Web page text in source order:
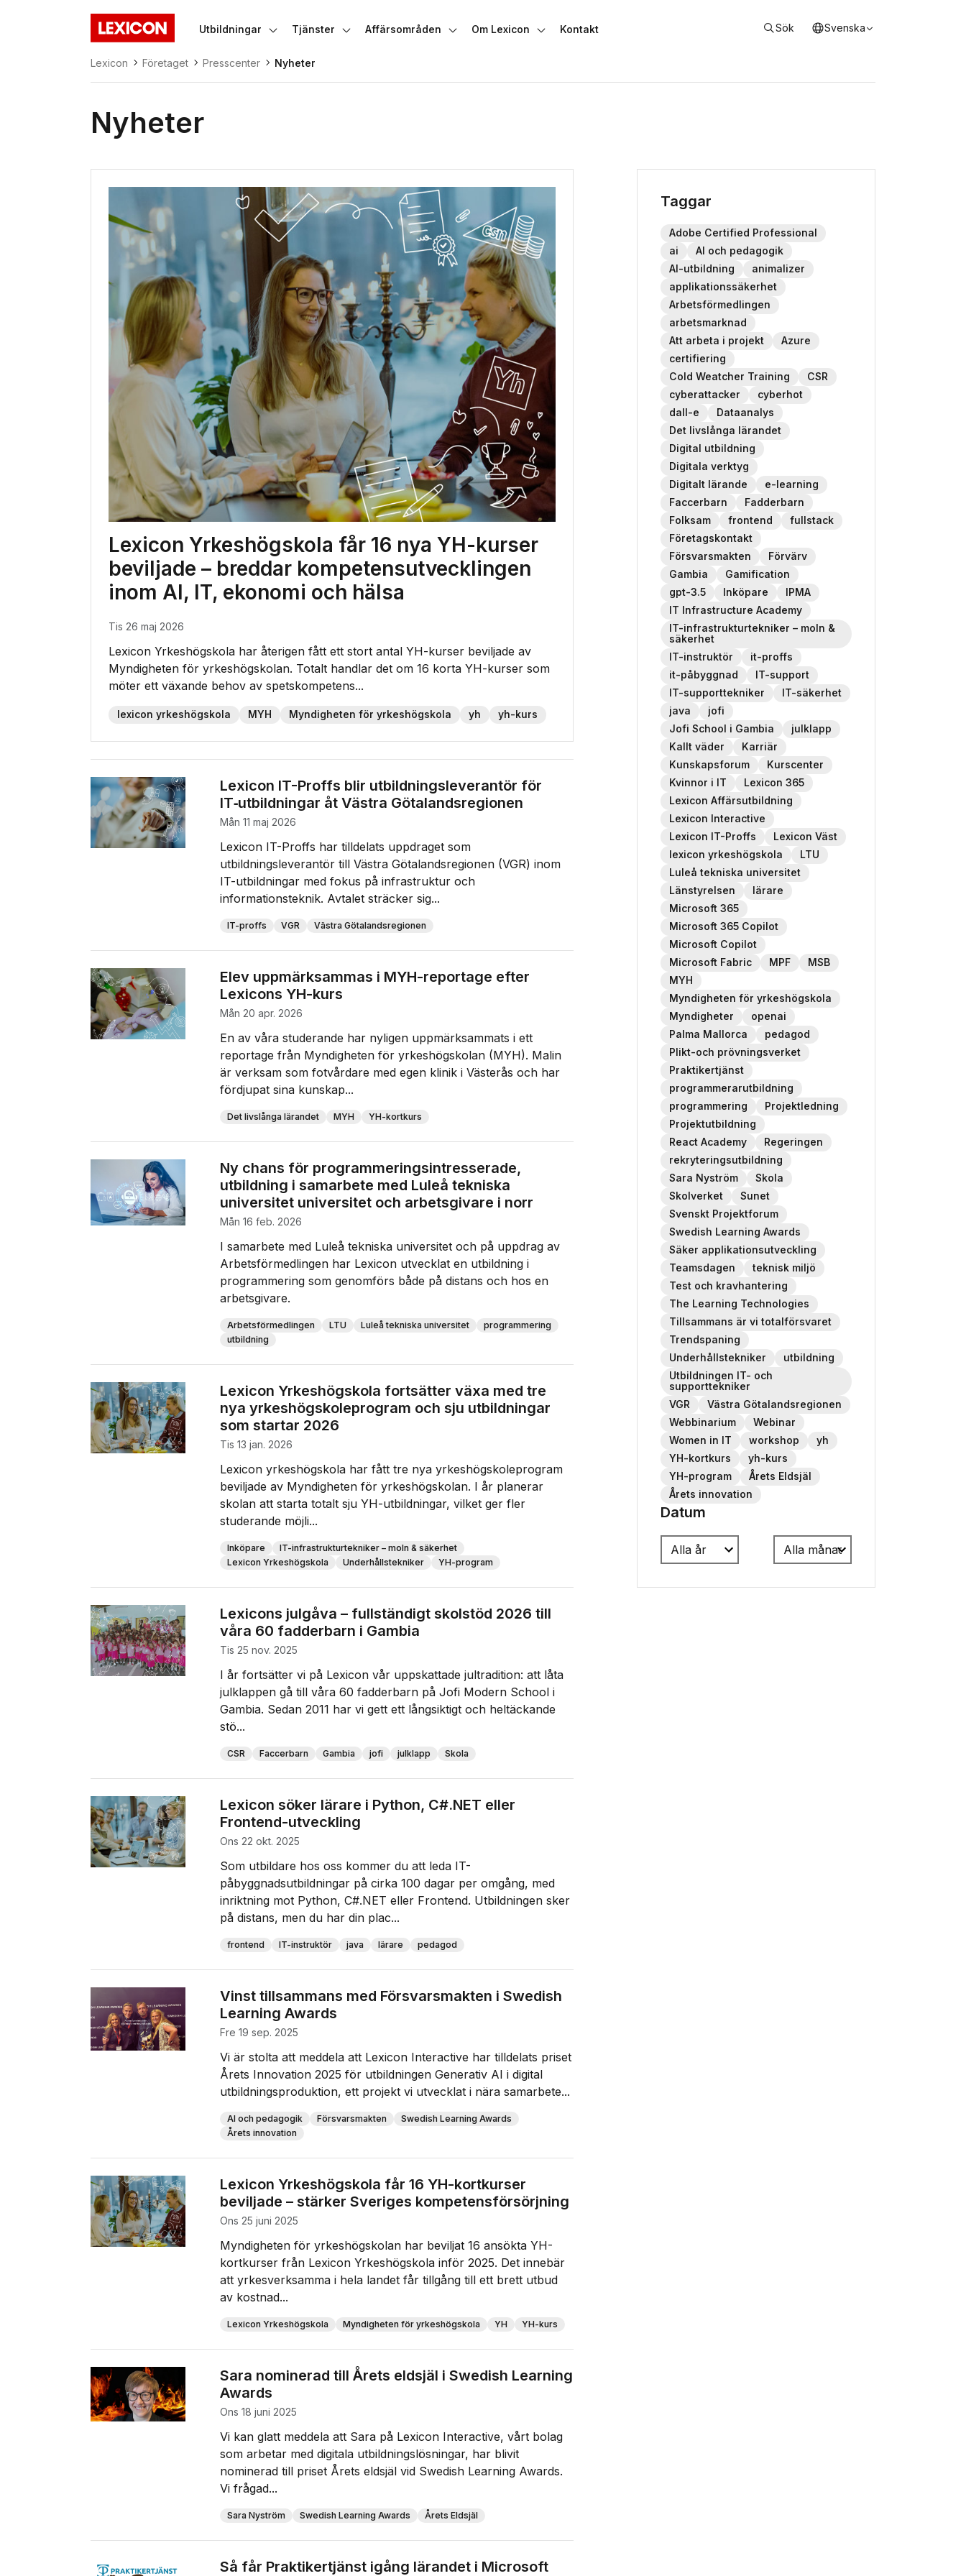
Gå direkt till huvudinnehållet
Lexicon
Utbildningar Tjänster Affärsområden Om Lexicon Kontakt Sök Svenska
Lexicon Företaget Presscenter Nyheter
Nyheter
Taggar
Adobe Certified Professional
ai
AI och pedagogik
AI-utbildning
animalizer
applikationssäkerhet
Arbetsförmedlingen
arbetsmarknad
Att arbeta i projekt
Azure
certifiering
Cold Weatcher Training
CSR
cyberattacker
cyberhot
dall-e
Dataanalys
Det livslånga lärandet
Digital utbildning
Digitala verktyg
Digitalt lärande
e-learning
Faccerbarn
Fadderbarn
Folksam
frontend
fullstack
Företagskontakt
Försvarsmakten
Förvärv
Gambia
Gamification
gpt-3.5
Inköpare
IPMA
IT Infrastructure Academy
IT-infrastrukturtekniker – moln &
säkerhet
IT-instruktör
it-proffs
it-påbyggnad
IT-support
IT-supporttekniker
IT-säkerhet
java
jofi
Jofi School i Gambia
julklapp
Kallt väder
Karriär
Kunskapsforum
Kurscenter
Kvinnor i IT
Lexicon 365
Lexicon Affärsutbildning
Lexicon Interactive
Lexicon IT-Proffs
Lexicon Väst
lexicon yrkeshögskola
LTU
Luleå tekniska universitet
Länstyrelsen
lärare
Microsoft 365
Microsoft 365 Copilot
Microsoft Copilot
Microsoft Fabric
MPF
MSB
MYH
Myndigheten för yrkeshögskola
Myndigheter
openai
Palma Mallorca
pedagod
Plikt-och prövningsverket
Praktikertjänst
programmerarutbildning
programmering
Projektledning
Projektutbildning
React Academy
Regeringen
rekryteringsutbildning
Sara Nyström
Skola
Skolverket
Sunet
Svenskt Projektforum
Swedish Learning Awards
Säker applikationsutveckling
Teamsdagen
teknisk miljö
Test och kravhantering
The Learning Technologies
Tillsammans är vi totalförsvaret
Trendspaning
Underhållstekniker
utbildning
Utbildningen IT- och
supporttekniker
VGR
Västra Götalandsregionen
Webbinarium
Webinar
Women in IT
workshop
yh
YH-kortkurs
yh-kurs
YH-program
Årets Eldsjäl
Årets innovation
Datum
Lexicon Yrkeshögskola får 16 nya YH-kurser
beviljade – breddar kompetensutvecklingen
inom AI, IT, ekonomi och hälsa
tis 26 maj 2026
Lexicon Yrkeshögskola har återigen fått ett stort antal YH-kurser beviljade av
Myndigheten för yrkeshögskolan. Totalt handlar det om 16 korta YH-kurser som
möter ett växande behov av spetskompetens...
lexicon yrkeshögskola MYH Myndigheten för yrkeshögskola yh yh-kurs
Lexicon IT-Proffs blir utbildningsleverantör för
IT‑utbildningar åt Västra Götalandsregionen
mån 11 maj 2026
Lexicon IT-Proffs har tilldelats uppdraget som
utbildningsleverantör till Västra Götalandsregionen (VGR) inom
IT-utbildningar med fokus på infrastruktur och
informationsteknik. Avtalet sträcker sig...
IT-proffs VGR Västra Götalandsregionen
Elev uppmärksammas i MYH-reportage efter
Lexicons YH-kurs
mån 20 apr. 2026
En av våra studerande har nyligen uppmärksammats i ett
reportage från Myndigheten för yrkeshögskolan (MYH). Malin
är verksam som fotvårdare med egen klinik i Västerås och har
fördjupat sina kunskap...
Det livslånga lärandet MYH YH-kortkurs
Ny chans för programmeringsintresserade,
utbildning i samarbete med Luleå tekniska
universitet universitet och arbetsgivare i norr
mån 16 feb. 2026
I samarbete med Luleå tekniska universitet och på uppdrag av
Arbetsförmedlingen har Lexicon utvecklat en utbildning i
programmering som genomförs både på distans och hos en
arbetsgivare.
Arbetsförmedlingen LTU Luleå tekniska universitet
programmering
utbildning
Lexicon Yrkeshögskola fortsätter växa med tre
nya yrkeshögskoleprogram och sju utbildningar
som startar 2026
tis 13 jan. 2026
Lexicon yrkeshögskola har fått tre nya yrkeshögskoleprogram
beviljade av Myndigheten för yrkeshögskolan. I år planerar
skolan att starta totalt sju YH-utbildningar, vilket ger fler
studerande möjli...
Inköpare
IT-infrastrukturtekniker – moln & säkerhet
Lexicon Yrkeshögskola
Underhållstekniker YH-program
Lexicons julgåva – fullständigt skolstöd 2026 till
våra 60 fadderbarn i Gambia
tis 25 nov. 2025
I år fortsätter vi på Lexicon vår uppskattade jultradition: att låta
julklappen gå till våra 60 fadderbarn på Jofi Modern School i
Gambia. Sedan 2011 har vi gett ett långsiktigt och heltäckande
stö...
CSR Faccerbarn Gambia jofi julklapp Skola
Lexicon söker lärare i Python, C#.NET eller
Frontend-utveckling
ons 22 okt. 2025
Som utbildare hos oss kommer du att leda IT-
påbyggnadsutbildningar på cirka 100 dagar per omgång, med
inriktning mot Python, C#.NET eller Frontend. Utbildningen sker
på distans, men du har din plac...
frontend IT-instruktör java lärare pedagod
Vinst tillsammans med Försvarsmakten i Swedish
Learning Awards
fre 19 sep. 2025
Vi är stolta att meddela att Lexicon Interactive har tilldelats priset
Årets Innovation 2025 för utbildningen Generativ AI i digital
utbildningsproduktion, ett projekt vi utvecklat i nära samarbete...
AI och pedagogik Försvarsmakten
Swedish Learning Awards
Årets innovation
Lexicon Yrkeshögskola får 16 YH-kortkurser
beviljade – stärker Sveriges kompetensförsörjning
ons 25 juni 2025
Myndigheten för yrkeshögskolan har beviljat 16 ansökta YH-
kortkurser från Lexicon Yrkeshögskola inför 2025. Det innebär
att yrkesverksamma i hela landet får tillgång till ett brett utbud
av kostnad...
Lexicon Yrkeshögskola Myndigheten för yrkeshögskola YH YH-kurs
Sara nominerad till Årets eldsjäl i Swedish Learning
Awards
ons 18 juni 2025
Vi kan glatt meddela att Sara på Lexicon Interactive, vårt bolag
som arbetar med digitala utbildningslösningar, har blivit
nominerad till priset Årets eldsjäl vid Swedish Learning Awards.
Vi frågad...
Sara Nyström Swedish Learning Awards Årets Eldsjäl
Så får Praktikertjänst igång lärandet i Microsoft